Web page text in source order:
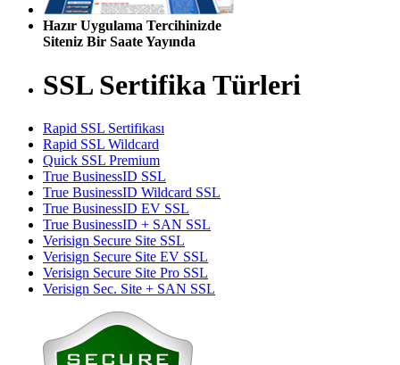
Hazır Uygulama Tercihinizde
Siteniz Bir Saate Yayında
SSL Sertifika Türleri
Rapid SSL Sertifikası
Rapid SSL Wildcard
Quick SSL Premium
True BusinessID SSL
True BusinessID Wildcard SSL
True BusinessID EV SSL
True BusinessID + SAN SSL
Verisign Secure Site SSL
Verisign Secure Site EV SSL
Verisign Secure Site Pro SSL
Verisign Sec. Site + SAN SSL